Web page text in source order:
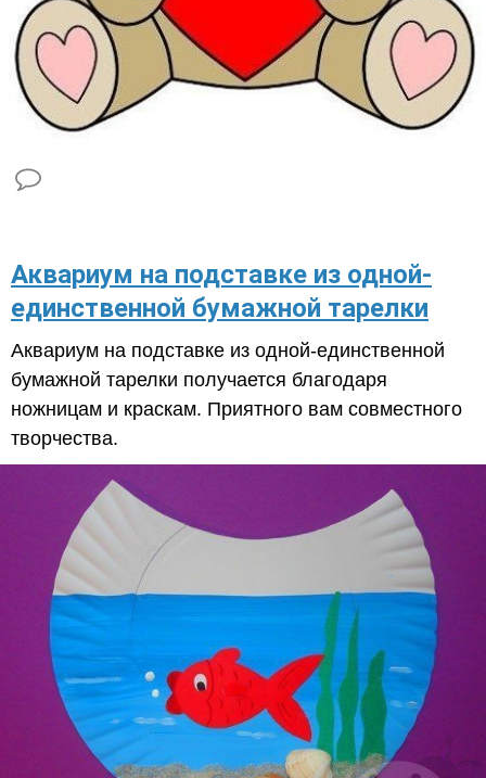
Аквариум на подставке из одной-
единственной бумажной тарелки
Аквариум на подставке из одной-единственной
бумажной тарелки получается благодаря
ножницам и краскам. Приятного вам совместного
творчества.